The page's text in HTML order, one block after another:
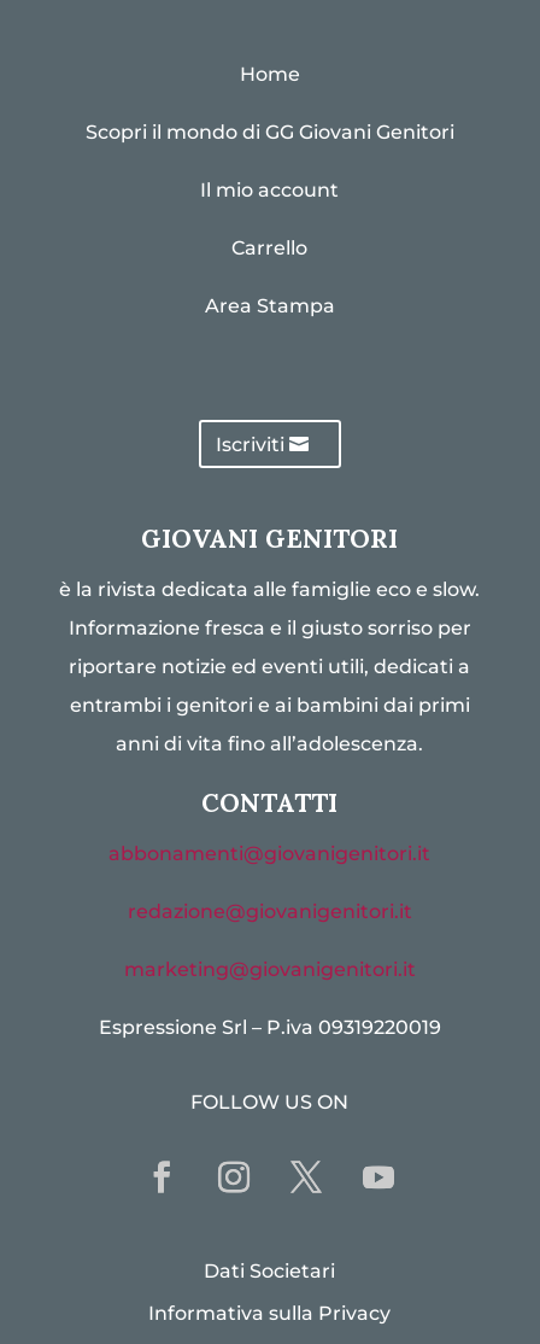
Home
Scopri il mondo di GG Giovani Genitori
Il mio account
Carrello
Area Stampa
Iscriviti
GIOVANI GENITORI
è la rivista dedicata alle famiglie eco e slow.
Informazione fresca e il giusto sorriso per
riportare notizie ed eventi utili, dedicati a
entrambi i genitori e ai bambini dai primi
anni di vita fino all’adolescenza.
CONTATTI
abbonamenti@giovanigenitori.it
redazione@giovanigenitori.it
marketing@giovanigenitori.it
Espressione Srl – P.iva 09319220019
FOLLOW US ON
Dati Societari
Informativa sulla Privacy